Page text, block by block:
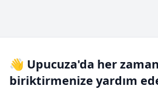
👋 Upucuza'da her
biriktirmenize yardım